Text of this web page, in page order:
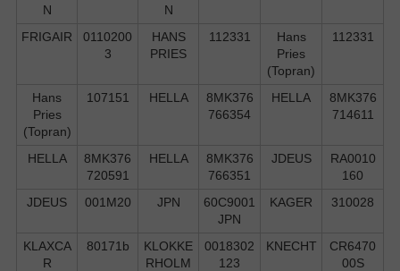
N
N
FRIGAIR
0110200
3
HANS
PRIES
112331
Hans
Pries
(Topran)
112331
Hans
Pries
(Topran)
107151 HELLA
8MK376
766354
HELLA
8MK376
714611
HELLA
8MK376
720591
HELLA
8MK376
766351
JDEUS
RA0010
160
JDEUS
001M20 JPN
60C9001
JPN
KAGER 310028
KLAXCA
R
80171b
KLOKKE
RHOLM
0018302
123
KNECHT
CR6470
00S